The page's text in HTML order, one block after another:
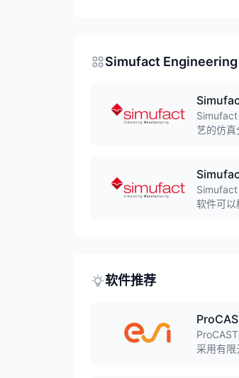
Simufact Engineering
Simufact
艺的仿真
Simufact
软件可以
软件推荐
采用有限